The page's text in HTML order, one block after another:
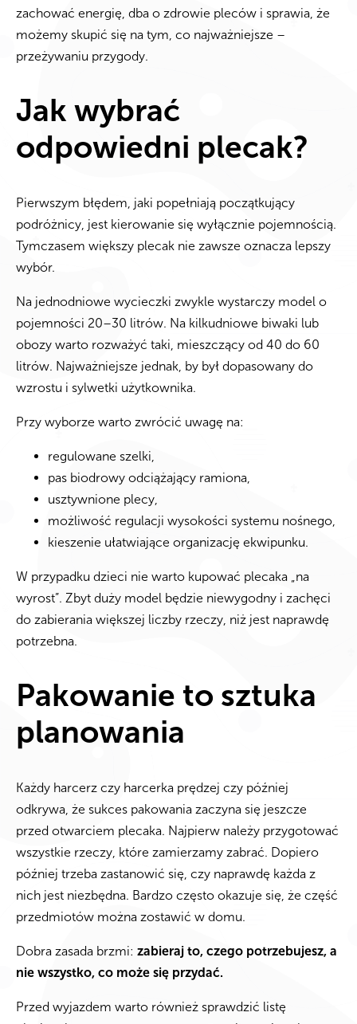
zachować energię, dba o zdrowie pleców i sprawia, że
możemy skupić się na tym, co najważniejsze –
przeżywaniu przygody.
Jak wybrać
odpowiedni plecak?
Pierwszym błędem, jaki popełniają początkujący
podróżnicy, jest kierowanie się wyłącznie pojemnością.
Tymczasem większy plecak nie zawsze oznacza lepszy
wybór.
Na jednodniowe wycieczki zwykle wystarczy model o
pojemności 20–30 litrów. Na kilkudniowe biwaki lub
obozy warto rozważyć taki, mieszczący od 40 do 60
litrów. Najważniejsze jednak, by był dopasowany do
wzrostu i sylwetki użytkownika.
Przy wyborze warto zwrócić uwagę na:
regulowane szelki,
pas biodrowy odciążający ramiona,
usztywnione plecy,
możliwość regulacji wysokości systemu nośnego,
kieszenie ułatwiające organizację ekwipunku.
W przypadku dzieci nie warto kupować plecaka „na
wyrost”. Zbyt duży model będzie niewygodny i zachęci
do zabierania większej liczby rzeczy, niż jest naprawdę
potrzebna.
Pakowanie to sztuka
planowania
Każdy harcerz czy harcerka prędzej czy później
odkrywa, że sukces pakowania zaczyna się jeszcze
przed otwarciem plecaka. Najpierw należy przygotować
wszystkie rzeczy, które zamierzamy zabrać. Dopiero
później trzeba zastanowić się, czy naprawdę każda z
nich jest niezbędna. Bardzo często okazuje się, że część
przedmiotów można zostawić w domu.
Dobra zasada brzmi: zabieraj to, czego potrzebujesz, a
nie wszystko, co może się przydać.
Przed wyjazdem warto również sprawdzić listę